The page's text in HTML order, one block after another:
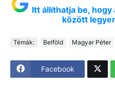
Itt állíthatja be,
között
Témák: Belföld Magyar Péter
Facebook